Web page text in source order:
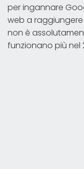
per ingannare
web a
non è
funzionano più nel